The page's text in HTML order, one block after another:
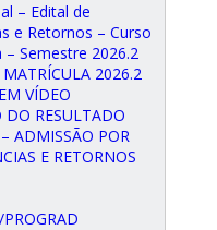
– Edital de
e Retornos – Curso
– Semestre 2026.2
2026.2
VÍDEO
DO RESULTADO
ADMISSÃO POR
E RETORNOS